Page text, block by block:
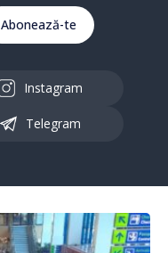
Abonează-te
Instagram
Telegram